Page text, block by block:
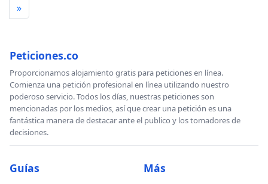
»
Peticiones.co
Proporcionamos alojamiento gratis para peticiones en línea.
Comienza una petición profesional en línea utilizando nuestro
poderoso servicio. Todos los días, nuestras peticiones son
mencionadas por los medios, así que crear una petición es una
fantástica manera de destacar ante el publico y los tomadores de
decisiones.
Guías Más